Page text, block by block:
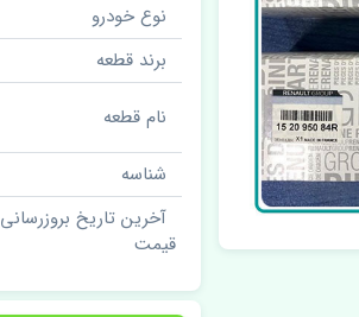
نوع خودرو
برند قطعه
نام قطعه
شناسه
آخرین تاریخ بروزرسانی
قیمت